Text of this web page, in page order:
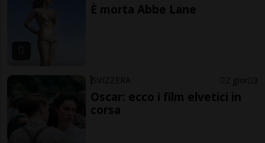
È morta Abbe Lane
SVIZZERA 2 gior 3
Oscar: ecco i film elvetici in
corsa